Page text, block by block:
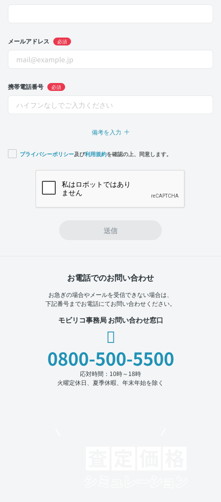
メールアドレス 必須
携帯電話番号 必須
備考を入力
プライバシーポリシー及び利用規約を確認の上、同意します。
送信
お電話でのお問い合わせ
お急ぎの場合やメールを受信できない場合は、
下記番号までお電話にてお問い合わせください。
モビリコ事務局 お問い合わせ窓口
0800-500-5500
応対時間：10時～18時
火曜定休日、夏季休暇、年末年始を除く